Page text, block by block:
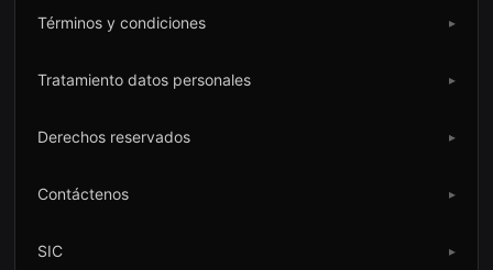
Términos y condiciones ▸
Tratamiento datos personales ▸
Derechos reservados ▸
Contáctenos ▸
SIC ▸